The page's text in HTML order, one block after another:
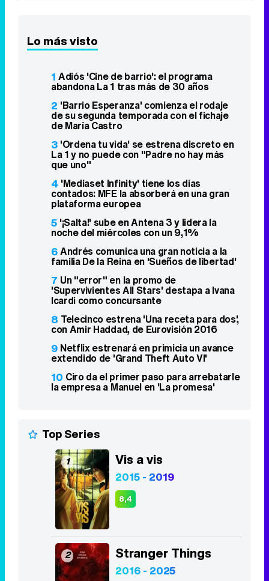
Lo más visto
1 Adiós 'Cine de barrio': el programa
abandona La 1 tras más de 30 años
2 'Barrio Esperanza' comienza el rodaje
de su segunda temporada con el fichaje
de María Castro
3 'Ordena tu vida' se estrena discreto en
La 1 y no puede con "Padre no hay más
que uno"
4 'Mediaset Infinity' tiene los días
contados: MFE la absorberá en una gran
plataforma europea
5 '¡Salta!' sube en Antena 3 y lidera la
noche del miércoles con un 9,1%
6Andrés comunica una gran noticia a la
familia De la Reina en 'Sueños de libertad'
7 Un "error" en la promo de
'Supervivientes All Stars' destapa a Ivana
Icardi como concursante
8 Telecinco estrena 'Una receta para dos',
con Amir Haddad, de Eurovisión 2016
9 Netflix estrenará en primicia un avance
extendido de 'Grand Theft Auto VI'
10 Ciro da el primer paso para arrebatarle
la empresa a Manuel en 'La promesa'
Top Series
1 Vis a vis
2015 - 2019
8,4
2 Stranger Things
2016 - 2025